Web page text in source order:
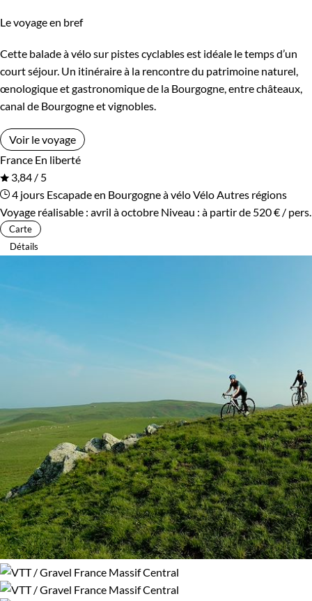
Le voyage en bref
Cette balade à vélo sur pistes cyclables est idéale le temps d’un
court séjour. Un itinéraire à la rencontre du patrimoine naturel,
œnologique et gastronomique de la Bourgogne, entre châteaux,
canal de Bourgogne et vignobles.
Voir le voyage
France En liberté
3,84 / 5
4 jours Escapade en Bourgogne à véloVélo Autres régions
Voyage réalisable : avril à octobre Niveau : à partir de 520 € / pers.
Carte
Détails